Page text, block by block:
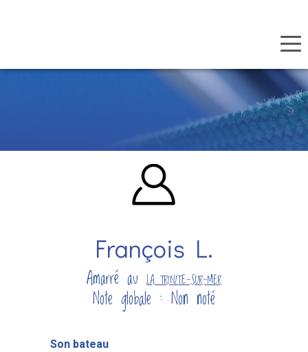
François L.
Amarré au LA TRINITE-SUR-MER
Note globale : Non noté
Son bateau